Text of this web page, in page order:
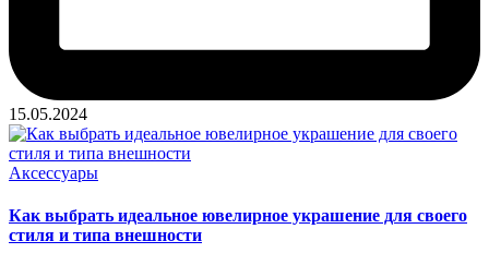
15.05.2024
Опубликовано
Аксессуары
Как выбрать идеальное ювелирное украшение для своего
стиля и типа внешности